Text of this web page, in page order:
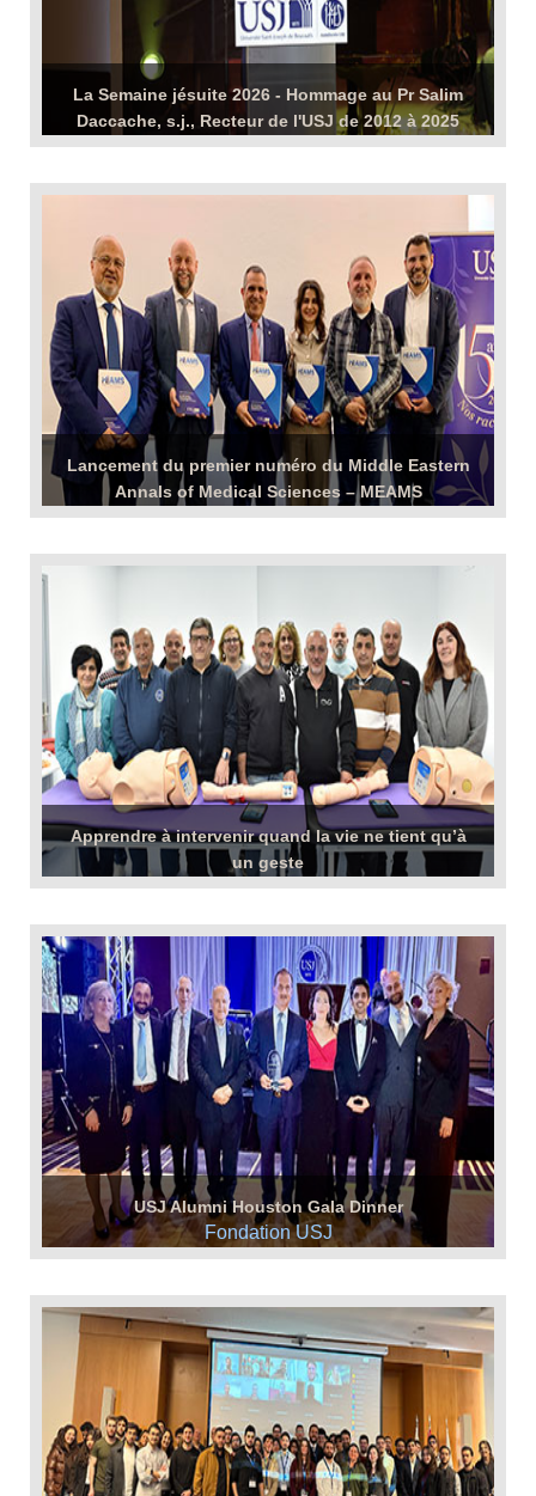
La Semaine jésuite 2026 - Hommage au Pr Salim
Daccache, s.j., Recteur de l'USJ de 2012 à 2025
Aumônerie USJ
Lancement du premier numéro du Middle Eastern
Annals of Medical Sciences – MEAMS
Vice-rectorat à la recherche
Faculté de médecine
Apprendre à intervenir quand la vie ne tient qu’à
un geste
Université Saint-Joseph de Beyrouth
USJ Alumni Houston Gala Dinner
Fondation USJ
Saturday March 28, 2026-Plus d'infos +